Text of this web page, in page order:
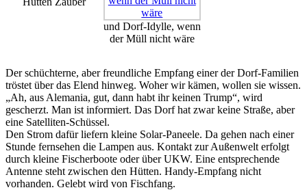
und Dorf-Idylle, wenn
der Müll nicht wäre
Der schüchterne, aber freundliche Empfang einer der Dorf-Familien
tröstet über das Elend hinweg. Woher wir kämen, wollen sie wissen.
„Ah, aus Alemania, gut, dann habt ihr keinen Trump“, wird
gescherzt. Man ist informiert. Das Dorf hat zwar keine Straße, aber
eine Satelliten-Schüssel.
Den Strom dafür liefern kleine Solar-Paneele. Da gehen nach einer
Stunde fernsehen die Lampen aus. Kontakt zur Außenwelt erfolgt
durch kleine Fischerboote oder über UKW. Eine entsprechende
Antenne steht zwischen den Hütten. Handy-Empfang nicht
vorhanden. Gelebt wird von Fischfang.